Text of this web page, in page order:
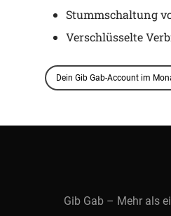
Stummschaltung
Verschlüsselte
Dein Gib Gab-Account im
Gib Gab – Mehr als